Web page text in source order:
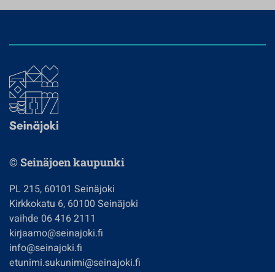
© Seinäjoen kaupunki
PL 215, 60101 Seinäjoki
Kirkkokatu 6, 60100 Seinäjoki
vaihde 06 416 2111
kirjaamo@seinajoki.fi
info@seinajoki.fi
etunimi.sukunimi@seinajoki.fi